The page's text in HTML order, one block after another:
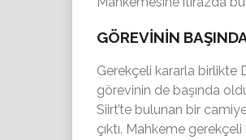
GÖREVİNİN
Gerekçeli kararla birlikte
görevinin de başında
Siirt’te bulunan bir
çıktı. Mahkeme